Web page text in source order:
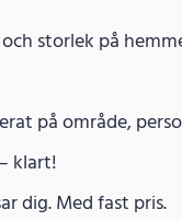
storlek på
på område,
klart!
dig. Med fast pris.